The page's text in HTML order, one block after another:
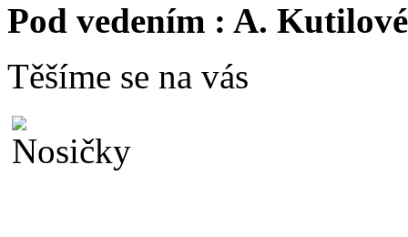
Pod vedením : A.
Těšíme se na vás